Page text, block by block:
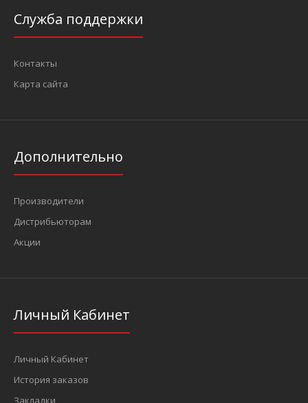
Служба поддержки
Контакты
Карта сайта
Дополнительно
Производители
Дистрибьюторам
Акции
Личный Кабинет
Личный Кабинет
История заказов
Закладки